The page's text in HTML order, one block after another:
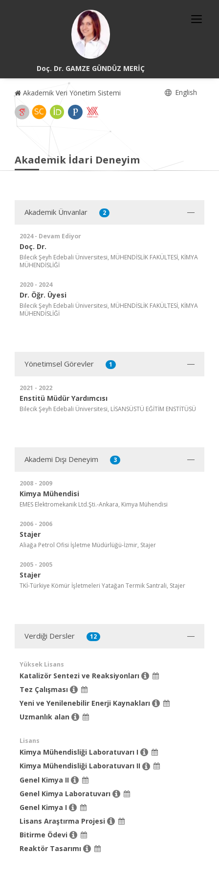
Doç. Dr. GAMZE GÜNDÜZ MERİÇ
Akademik Veri Yönetim Sistemi English
Akademik İdari Deneyim
Akademik Ünvanlar 2
2024 - Devam Ediyor
Doç. Dr.
Bilecik Şeyh Edebali Üniversitesi, MÜHENDİSLİK FAKÜLTESİ, KİMYA
MÜHENDİSLİĞİ
2020 - 2024
Dr. Öğr. Üyesi
Bilecik Şeyh Edebali Üniversitesi, MÜHENDİSLİK FAKÜLTESİ, KİMYA
MÜHENDİSLİĞİ
Yönetimsel Görevler 1
2021 - 2022
Enstitü Müdür Yardımcısı
Bilecik Şeyh Edebali Üniversitesi, LİSANSÜSTÜ EĞİTİM ENSTİTÜSÜ
Akademi Dışı Deneyim 3
2008 - 2009
Kimya Mühendisi
EMES Elektromekanik Ltd.Şti.-Ankara, Kimya Mühendisi
2006 - 2006
Stajer
Aliağa Petrol Ofisi İşletme Müdürlüğü-İzmir, Stajer
2005 - 2005
Stajer
TKİ-Türkiye Kömür İşletmeleri Yatağan Termik Santrali, Stajer
Verdiği Dersler 12
Yüksek Lisans
Katalizör Sentezi ve Reaksiyonları
Tez Çalışması
Yeni ve Yenilenebilir Enerji Kaynakları
Uzmanlık alan
Lisans
Kimya Mühendisliği Laboratuvarı I
Kimya Mühendisliği Laboratuvarı II
Genel Kimya II
Genel Kimya Laboratuvarı
Genel Kimya I
Lisans Araştırma Projesi
Bitirme Ödevi
Reaktör Tasarımı